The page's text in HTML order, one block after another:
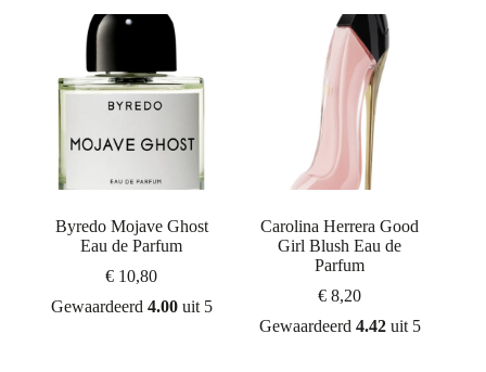
Byredo Mojave Ghost
Eau de Parfum
€ 10,80
Gewaardeerd 4.00uit 5
Carolina Herrera Good
Girl Blush Eau de
Parfum
€ 8,20
Gewaardeerd 4.42uit 5